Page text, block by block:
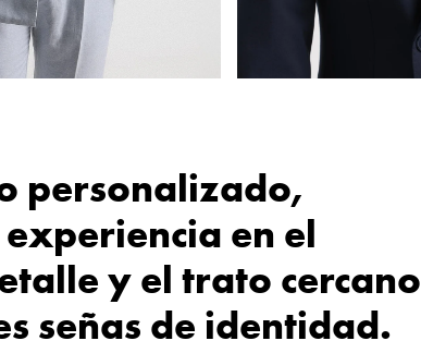
personalizado,
en el
y el trato cercano
señas de identidad.